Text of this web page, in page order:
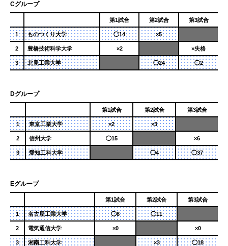
Cグループ
第1試合 第2試合 第3試合
1 ものつくり大学 ◯14 ×5
2 豊橋技術科学大学 ×2 ×失格
3 北見工業大学 ◯24 ◯2
Dグループ
第1試合 第2試合 第3試合
1 東京工業大学 ×2 ×3
2 信州大学 ◯15 ×6
3 愛知工科大学 ◯4 ◯37
Eグループ
第1試合 第2試合 第3試合
1 名古屋工業大学 ◯8 ◯11
2 電気通信大学 ×0 ×0
3 湘南工科大学 ×3 ◯18